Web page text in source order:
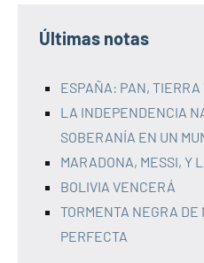
Últimas notas
ESPAÑA: PAN, TIERRA
LA INDEPENDENCIA
SOBERANÍA EN UN
MARADONA, MESSI, Y
BOLIVIA VENCERÁ
TORMENTA NEGRA
PERFECTA